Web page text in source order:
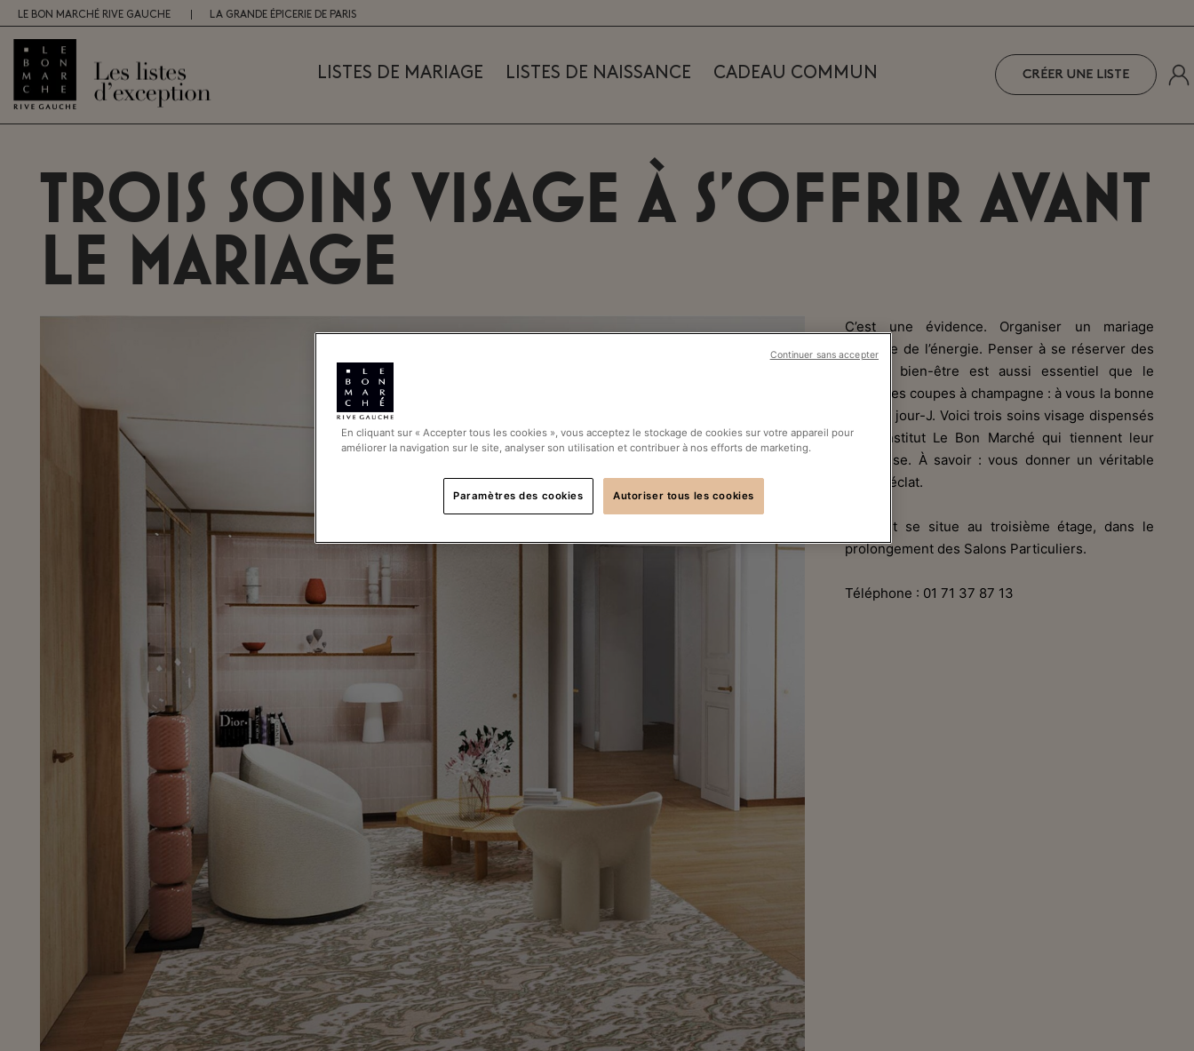
LE BON MARCHÉ RIVE GAUCHE LA GRANDE ÉPICERIE DE PARIS
LISTES DE MARIAGE LISTES DE NAISSANCE CADEAU COMMUN CRÉER UNE LISTE
Trois soins visage à s’offrir avant
le mariage
C’est une évidence. Organiser un mariage
mobilise de l’énergie. Penser à se réserver des
pauses bien-être est aussi essentiel que le
choix des coupes à champagne : à vous la bonne
mine le jour-J. Voici trois soins visage dispensés
par L’Institut Le Bon Marché qui tiennent leur
promesse. À savoir : vous donner un véritable
coup d’éclat.
L’Institut se situe au troisième étage, dans le
prolongement des Salons Particuliers.
Téléphone : 01 71 37 87 13
En cliquant sur « Accepter tous les cookies », vous acceptez le stockage de cookies sur votre appareil pour
améliorer la navigation sur le site, analyser son utilisation et contribuer à nos efforts de marketing.
Paramètres des cookies Autoriser tous les cookies
Continuer sans accepter